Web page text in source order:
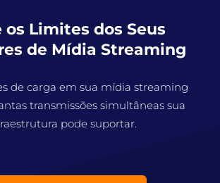
os Limites dos Seus
de Mídia Streaming
de carga em sua mídia streaming
transmissões simultâneas sua
pode suportar.